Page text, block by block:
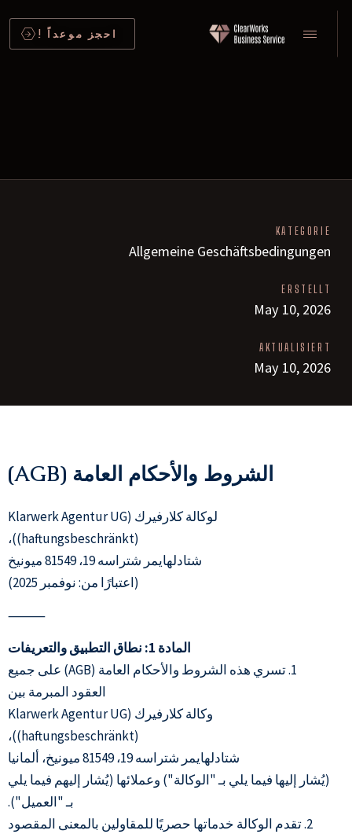
احجز موعداً !
KATEGORIE
Allgemeine Geschäftsbedingungen
ERSTELLT
May 10, 2026
AKTUALISIERT
May 10, 2026
الشروط والأحكام العامة (AGB)
لوكالة كلارفيرك (Klarwerk Agentur UG
(haftungsbeschränkt))،
شتادلهايمر شتراسه 19، 81549 ميونيخ
(اعتبارًا من: نوفمبر 2025)
⸻
المادة 1: نطاق التطبيق والتعريفات
1. تسري هذه الشروط والأحكام العامة (AGB) على جميع
العقود المبرمة بين
وكالة كلارفيرك (Klarwerk Agentur UG
(haftungsbeschränkt))،
شتادلهايمر شتراسه 19، 81549 ميونيخ، ألمانيا
(يُشار إليها فيما يلي بـ "الوكالة") وعملائها (يُشار إليهم فيما يلي
بـ "العميل").
2. تقدم الوكالة خدماتها حصريًا للمقاولين بالمعنى المقصود